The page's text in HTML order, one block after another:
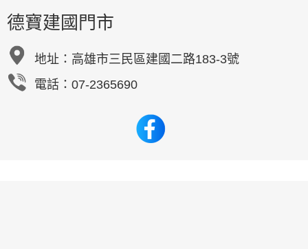
德寶建國門市
地址： 高雄市三民區建國二路183-3號
電話：07-2365690